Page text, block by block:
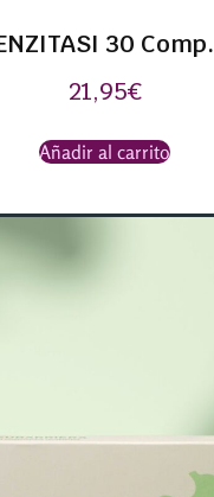
30 Comp.
21,95€
Añadir al carrito